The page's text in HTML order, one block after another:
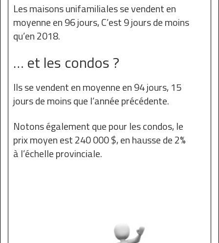
Les maisons unifamiliales se vendent en
moyenne en 96 jours, C’est 9 jours de moins
qu’en 2018.
… et les condos ?
Ils se vendent en moyenne en 94 jours, 15
jours de moins que l’année précédente.
Notons également que pour les condos, le
prix moyen est 240 000 $, en hausse de 2%
à l’échelle provinciale.